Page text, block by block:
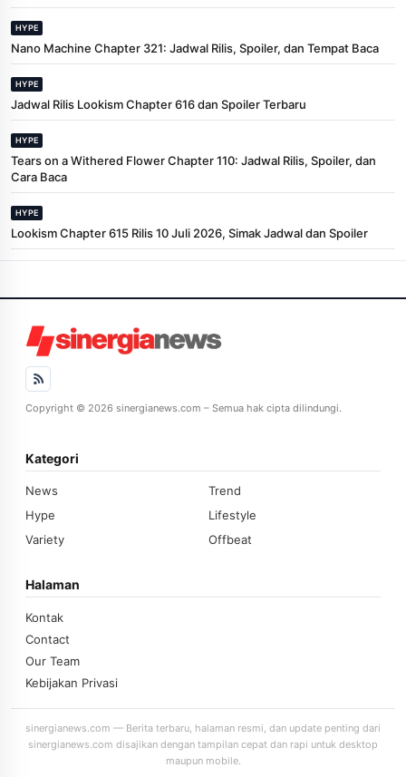
HYPE
Nano Machine Chapter 321: Jadwal Rilis, Spoiler, dan Tempat Baca
HYPE
Jadwal Rilis Lookism Chapter 616 dan Spoiler Terbaru
HYPE
Tears on a Withered Flower Chapter 110: Jadwal Rilis, Spoiler, dan
Cara Baca
HYPE
Lookism Chapter 615 Rilis 10 Juli 2026, Simak Jadwal dan Spoiler
Copyright © 2026 sinergianews.com – Semua hak cipta dilindungi.
Kategori
News
Trend
Hype
Lifestyle
Variety
Offbeat
Halaman
Kontak
Contact
Our Team
Kebijakan Privasi
sinergianews.com — Berita terbaru, halaman resmi, dan update penting dari
sinergianews.com disajikan dengan tampilan cepat dan rapi untuk desktop
maupun mobile.